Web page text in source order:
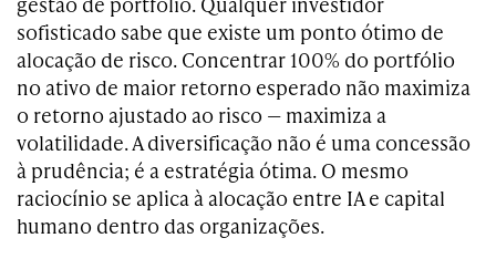
sofisticado sabe que existe um ponto ótimo de
alocação de risco. Concentrar 100% do portfólio
no ativo de maior retorno esperado não maximiza
o retorno ajustado ao risco — maximiza a
volatilidade. A diversificação não é uma concessão
à prudência; é a estratégia ótima. O mesmo
raciocínio se aplica à alocação entre IA e capital
humano dentro das organizações.